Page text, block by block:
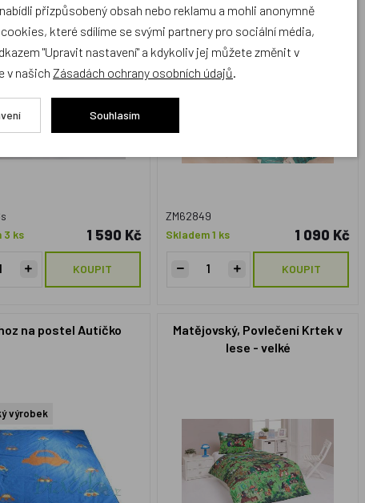
3 ks
1 590 Kč
KOUPIT
ZM62849
Skladem 1 ks
1 090 Kč
KOUPIT
na postel Autíčko
výrobek
Matějovský, Povlečení Krtek v
lese - velké
přizpůsobený obsah nebo reklamu a mohli anonymně
které sdílíme se svými partnery pro sociální média,
"Upravit nastavení" a kdykoliv jej můžete změnit v
v našich Zásadách ochrany osobních údajů
Souhlasím